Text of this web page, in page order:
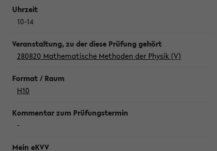
10-14
280820 Mathematische Methoden der Physik (V)
H10
-